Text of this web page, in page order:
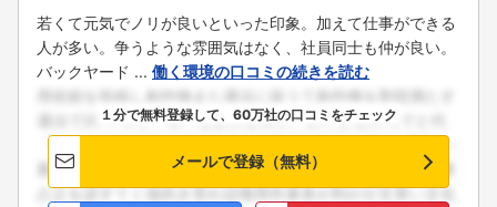
若くて元気でノリが良いといった印象。加えて仕事ができる
人が多い。争うような雰囲気はなく、社員同士も仲が良い。
バックヤード ... 働く環境の口コミの続きを読む
１分で無料登録して、60万社の口コミをチェック
メールで登録（無料）